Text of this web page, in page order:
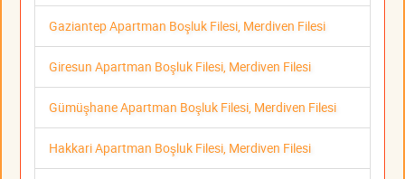
Gaziantep Apartman Boşluk Filesi, Merdiven Filesi
Giresun Apartman Boşluk Filesi, Merdiven Filesi
Gümüşhane Apartman Boşluk Filesi, Merdiven Filesi
Hakkari Apartman Boşluk Filesi, Merdiven Filesi